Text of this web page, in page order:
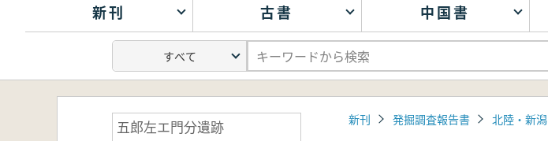
新刊 古書 中国書
五郎左エ門分遺跡 新刊 発掘調査報告書 北陸・新潟